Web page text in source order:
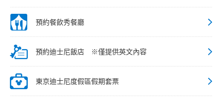
預約餐飲秀餐廳
預約迪士尼飯店 ※僅提供英文內容
東京迪士尼度假區假期套票